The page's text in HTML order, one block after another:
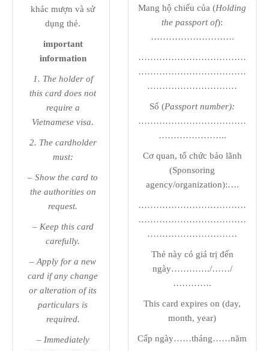
khác mượn và sử
dụng thẻ.
important
information
1. The holder of
this card does not
require a
Vietnamese visa.
2. The cardholder
must:
– Show the card to
the authorities on
request.
– Keep this card
carefully.
– Apply for a new
card if any change
or alteration of its
particulars is
required.
– Immediately
Mang hộ chiếu của (Holding
the passport of):
……………………….
………………………………
………………………………
…………………………
Số (Passport number):
………………………………
…………………..
Cơ quan, tổ chức bảo lãnh
(Sponsoring
agency/organization):….
………………………………
………………………………
…………………………
Thẻ này có giá trị đến
ngày…………./……/
………….
This card expires on (day,
month, year)
Cấp ngày……tháng……năm